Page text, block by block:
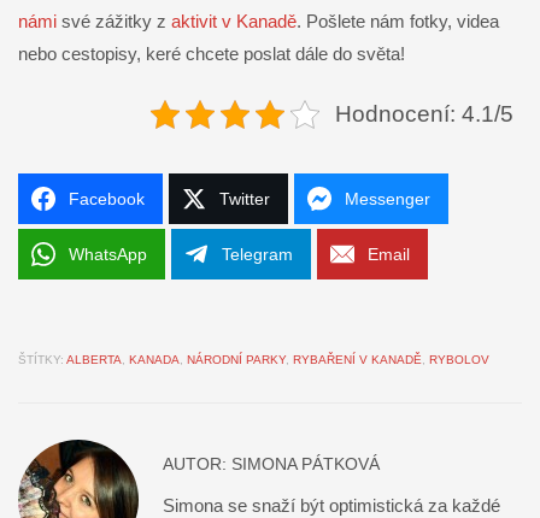
námi své zážitky z aktivit v Kanadě. Pošlete nám fotky, videa
nebo cestopisy, keré chcete poslat dále do světa!
Hodnocení: 4.1/5
Facebook Twitter Messenger
WhatsApp Telegram Email
ŠTÍTKY: ALBERTA KANADA NÁRODNÍ PARKY, RYBAŘENÍ V KANADĚ RYBOLOV
AUTOR: SIMONA PÁTKOVÁ
Simona se snaží být optimistická za každé